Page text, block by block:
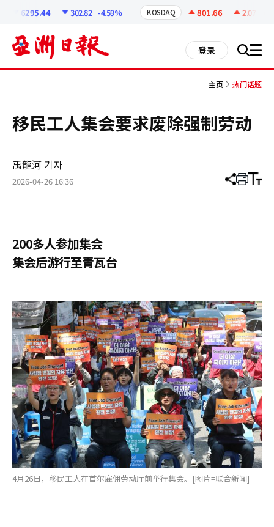
6295.44 302.82 -4.59% KOSDAQ 801.66 2.07
登录 搜 all
主页 热门话题
移民工人集会要求废除强制劳动
禹龍河 기자
2026-04-26 16:36 分
章
打 调
小
200多人参加集会
集会后游行至青瓦台
4月26日，移民工人在首尔雇佣劳动厅前举行集会。[图片=联合新闻]